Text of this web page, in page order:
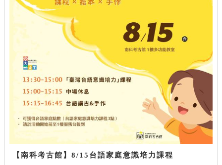
【南科考古館】8/15台語家庭意識培力課程